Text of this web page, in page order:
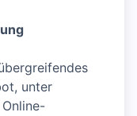
unter